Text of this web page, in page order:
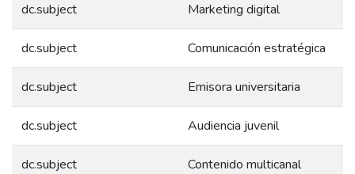
dc.subject Marketing digital
dc.subject Comunicación estratégica
dc.subject Emisora universitaria
dc.subject Audiencia juvenil
dc.subject Contenido multicanal